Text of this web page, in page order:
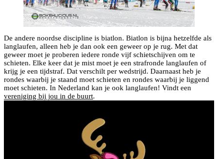
De andere noordse discipline is biatlon. Biatlon is bijna hetzelfde als
langlaufen, alleen heb je dan ook een geweer op je rug. Met dat
geweer moet je proberen iedere ronde vijf schietschijven om te
schieten. Elke keer dat je mist moet je een strafronde langlaufen of
krijg je een tijdstraf. Dat verschilt per wedstrijd. Daarnaast heb je
rondes waarbij je staand moet schieten en rondes waarbij je liggend
moet schieten. In Nederland kan je ook langlaufen! Vindt een
vereniging bij jou in de buurt.